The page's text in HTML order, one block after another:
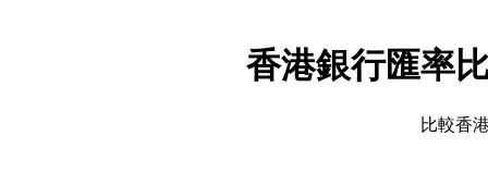
香港銀行匯率
比較香